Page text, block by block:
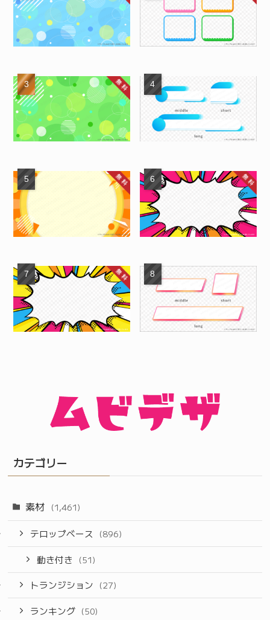
カテゴリー
素材 (1,461)
テロップベース (896)
動き付き (51)
トランジション (27)
ランキング (50)